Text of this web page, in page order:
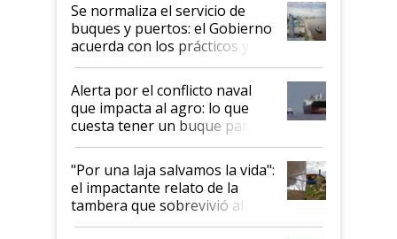
Se normaliza el servicio de
buques y puertos: el Gobierno
acuerda con los prácticos y
suspende el decreto de
desregulación
Alerta por el conflicto naval
que impacta al agro: lo que
cuesta tener un buque parado
y el peligro de que Argentina
pase a ser "país sucio"
"Por una laja salvamos la vida":
el impactante relato de la
tambera que sobrevivió al
tornado